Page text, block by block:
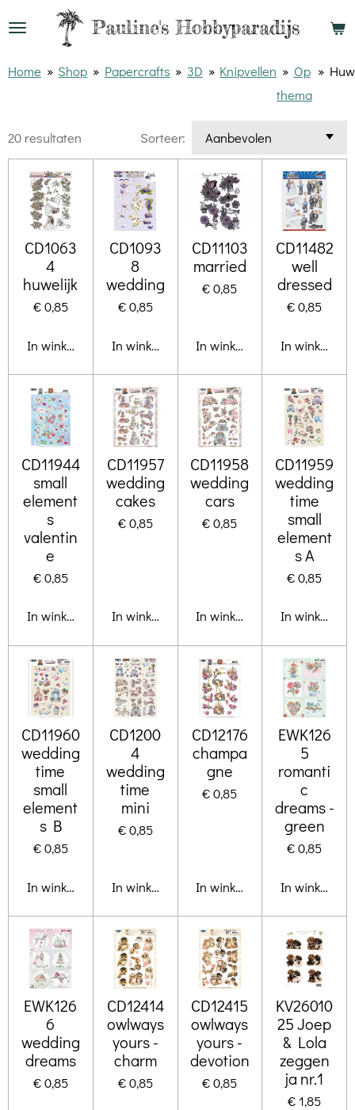
Ga
naar
Pauline'sHobbyparadijs
Home » Shop » Papercrafts » 3D » Knipvellen » Op
thema
»
20 resultaten Sorteer:
CD1063
4
huwelijk
€ 0,85
In winkelwagen
CD1093
8
wedding
€ 0,85
In winkelwagen
CD11103
married
€ 0,85
In winkelwagen
CD11482
well
dressed
€ 0,85
In
CD11944
small
element
s
valentin
e
€ 0,85
In winkelwagen
CD11957
wedding
cakes
€ 0,85
In winkelwagen
CD11958
wedding
cars
€ 0,85
In winkelwagen
CD11959
wedding
time
small
element
s A
€ 0,85
In
CD11960
wedding
time
small
element
s B
€ 0,85
In winkelwagen
CD1200
4
wedding
time
mini
€ 0,85
In winkelwagen
CD12176
champa
gne
€ 0,85
In winkelwagen
EWK126
5
romanti
c
dreams -
green
€ 0,85
In
EWK126
6
wedding
dreams
€ 0,85
CD12414
owlways
yours -
charm
€ 0,85
CD12415
owlways
yours -
devotion
€ 0,85
KV26010
25 Joep
& Lola
zeggen
ja nr.1
€ 1,85